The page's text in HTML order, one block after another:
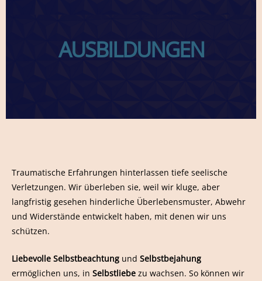
AUSBILDUNGEN
Traumatische Erfahrungen hinterlassen tiefe seelische
Verletzungen. Wir überleben sie, weil wir kluge, aber
langfristig gesehen hinderliche Überlebensmuster, Abwehr
und Widerstände entwickelt haben, mit denen wir uns
schützen.
Liebevolle Selbstbeachtung und Selbstbejahung
ermöglichen uns, in Selbstliebe zu wachsen. So können wir